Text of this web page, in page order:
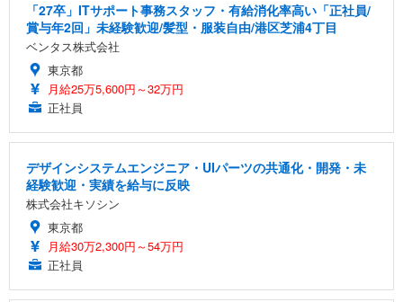
「27卒」ITサポート事務スタッフ・有給消化率高い「正社員/
賞与年2回」未経験歓迎/髪型・服装自由/港区芝浦4丁目
ベンタス株式会社
東京都
月給25万5,600円～32万円
正社員
デザインシステムエンジニア・UIパーツの共通化・開発・未
経験歓迎・実績を給与に反映
株式会社キソシン
東京都
月給30万2,300円～54万円
正社員